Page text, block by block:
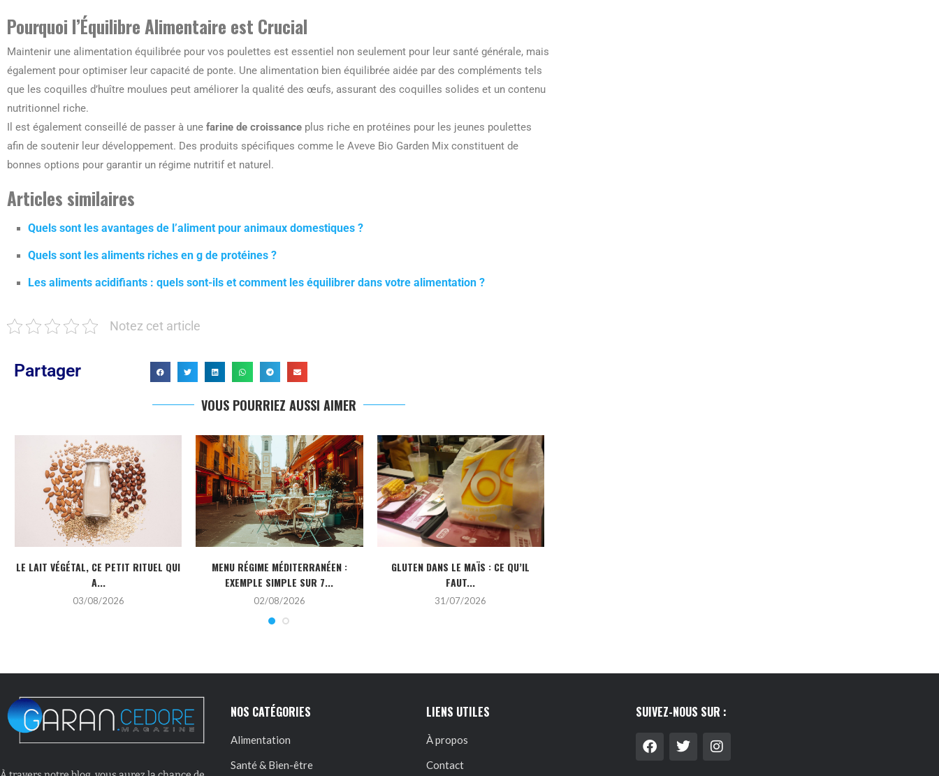
Pourquoi l’Équilibre Alimentaire est Crucial
Maintenir une alimentation équilibrée pour vos poulettes est essentiel non seulement pour leur santé générale, mais
également pour optimiser leur capacité de ponte. Une alimentation bien équilibrée aidée par des compléments tels
que les coquilles d’huître moulues peut améliorer la qualité des œufs, assurant des coquilles solides et un contenu
nutritionnel riche.
Il est également conseillé de passer à une farine de croissance plus riche en protéines pour les jeunes poulettes
afin de soutenir leur développement. Des produits spécifiques comme le Aveve Bio Garden Mix constituent de
bonnes options pour garantir un régime nutritif et naturel.
Articles similaires
Quels sont les avantages de l’aliment pour animaux domestiques ?
Quels sont les aliments riches en g de protéines ?
Les aliments acidifiants : quels sont-ils et comment les équilibrer dans votre alimentation ?
Notez cet article
Partager
VOUS POURRIEZ AUSSI AIMER
LE LAIT VÉGÉTAL, CE PETIT RITUEL QUI
A...
03/08/2026
MENU RÉGIME MÉDITERRANÉEN :
EXEMPLE SIMPLE SUR 7...
02/08/2026
GLUTEN DANS LE MAÏS : CE QU’IL
FAUT...
31/07/2026
NOS CATÉGORIES
Alimentation
Santé & Bien-être
LIENS UTILES
À propos
Contact
SUIVEZ-NOUS SUR :